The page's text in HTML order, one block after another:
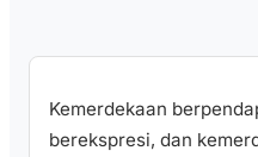
Kemerdekaan
berekspresi, dan